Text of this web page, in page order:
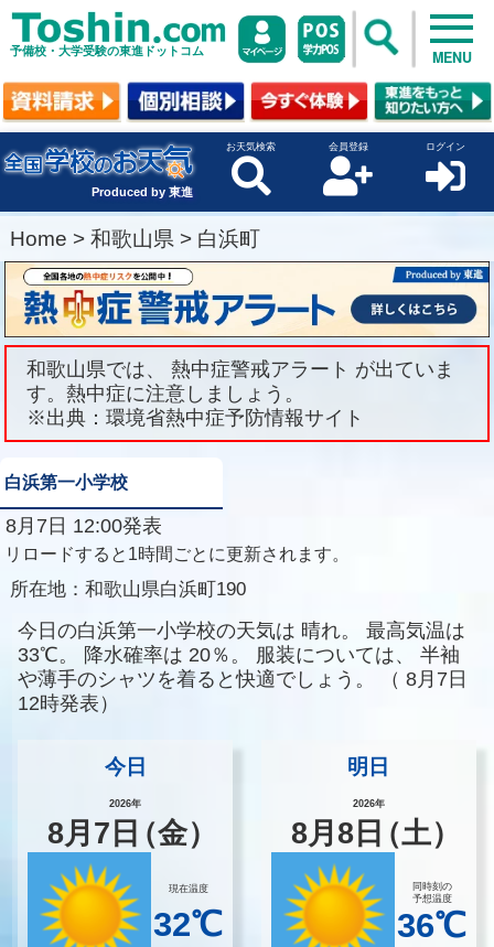
予備校・大学受験の東進ドットコム MENU
Produced by 東進
お天気検索 会員登録 ログイン
Home > 和歌山県 > 白浜町
和歌山県では、 熱中症警戒アラート が出ていま
す。熱中症に注意しましょう。
※出典：環境省熱中症予防情報サイト
白浜第一小学校
8月7日 12:00発表
リロードすると1時間ごとに更新されます。
所在地： 和歌山県白浜町190
今日の白浜第一小学校の天気は 晴れ。
最高気温は
33℃。
降水確率は 20％。 服装については、
半袖
や薄手のシャツを着ると快適でしょう。
（ 8月7日
12時発表）
今日
2026年
8月 7 日（金）
現在温度
32℃
明日
2026年
8月8 日（土）
同時刻の
予想温度
36℃